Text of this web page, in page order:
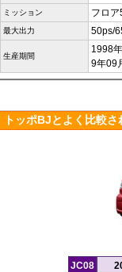
ミッション フロア
最大出力 50ps/
生産期間
1998
9年09
トッポBJとよく比較
JC08